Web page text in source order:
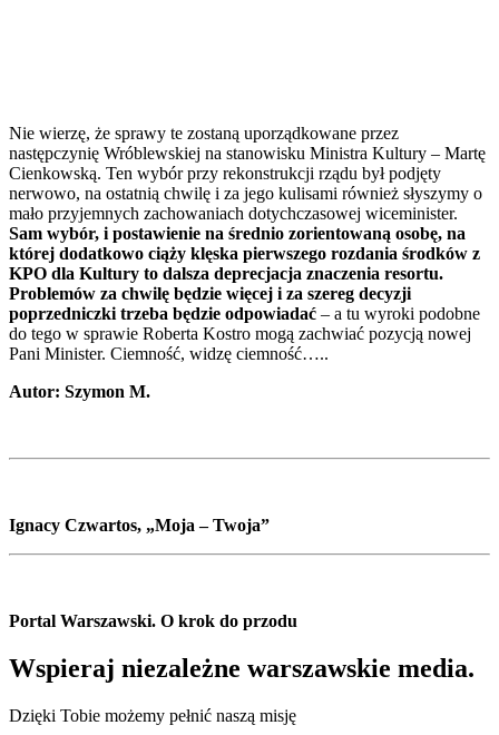
Nie wierzę, że sprawy te zostaną uporządkowane przez
następczynię Wróblewskiej na stanowisku Ministra Kultury – Martę
Cienkowską. Ten wybór przy rekonstrukcji rządu był podjęty
nerwowo, na ostatnią chwilę i za jego kulisami również słyszymy o
mało przyjemnych zachowaniach dotychczasowej wiceminister.
Sam wybór, i postawienie na średnio zorientowaną osobę, na
której dodatkowo ciąży klęska pierwszego rozdania środków z
KPO dla Kultury to dalsza deprecjacja znaczenia resortu.
Problemów za chwilę będzie więcej i za szereg decyzji
poprzedniczki trzeba będzie odpowiadać – a tu wyroki podobne
do tego w sprawie Roberta Kostro mogą zachwiać pozycją nowej
Pani Minister. Ciemność, widzę ciemność…..
Autor: Szymon M.
Ignacy Czwartos, „Moja – Twoja”
Portal Warszawski. O krok do przodu
Wspieraj niezależne warszawskie media.
Dzięki Tobie możemy pełnić naszą misję